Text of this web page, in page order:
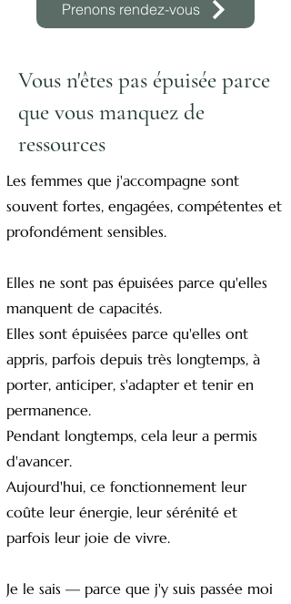
Prenons rendez-vous
Vous n'êtes pas épuisée parce
que vous manquez de
ressources
Les femmes que j'accompagne sont
souvent fortes, engagées, compétentes et
profondément sensibles.
Elles ne sont pas épuisées parce qu'elles
manquent de capacités.
Elles sont épuisées parce qu'elles ont
appris, parfois depuis très longtemps, à
porter, anticiper, s'adapter et tenir en
permanence.
Pendant longtemps, cela leur a permis
d'avancer.
Aujourd'hui, ce fonctionnement leur
coûte leur énergie, leur sérénité et
parfois leur joie de vivre.
Je le sais — parce que j'y suis passée moi